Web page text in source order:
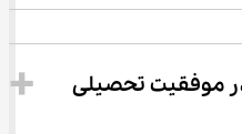
موفقیت تحصیلی